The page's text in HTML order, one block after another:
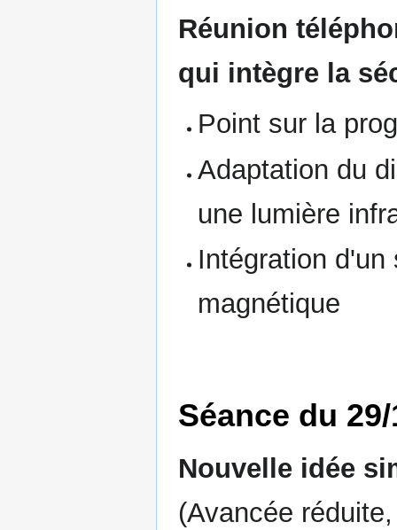
Réunion
qui intègre la
Point sur la
Adaptation du
une lumière
Intégration
magnétique
Séance du 29/
Nouvelle idée
(Avancée